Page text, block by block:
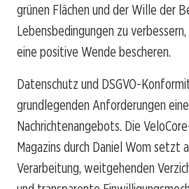
grünen Flächen und der Wille der
Lebensbedingungen zu
eine positive Wende bescheren.
Datenschutz und DSGVO-
grundlegenden Anforderungen
Nachrichtenangebots. Die
Magazins durch Daniel Wom setzt
Verarbeitung, weitgehenden